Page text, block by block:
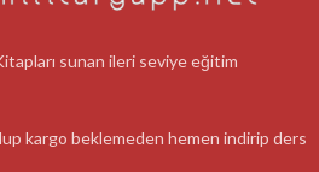
sunan ileri seviye eğitim
kargo beklemeden hemen indirip ders